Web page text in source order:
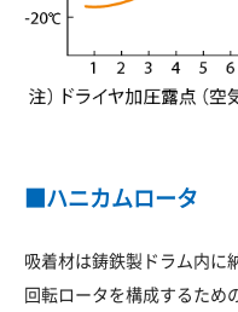
■ハニカムロータ
吸着材は鋳鉄製ドラム内に
回転ロータを構成するため